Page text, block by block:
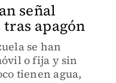
señal
apagón
se han
o fija y sin
tienen agua,